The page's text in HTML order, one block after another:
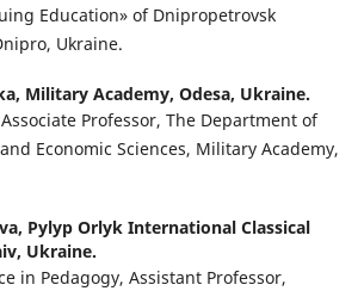
Education» of Dnipropetrovsk
Ukraine.
Military Academy, Odesa, Ukraine.
Professor, The Department of
Economic Sciences, Military Academy,
Pylyp Orlyk International Classical
Ukraine.
in Pedagogy, Assistant Professor,